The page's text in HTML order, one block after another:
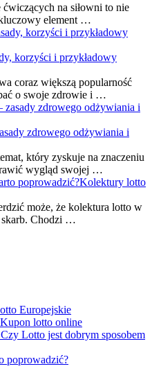
ćwiczących na siłowni to nie
element …
korzyści i przykładowy
coraz większą popularność
o swoje zdrowie i …
zdrowego odżywiania i
który zyskuje na znaczeniu
wygląd swojej …
Kolektury lotto
może, że kolektura lotto w
Chodzi …
Europejskie
lotto online
Lotto jest dobrym sposobem
poprowadzić?